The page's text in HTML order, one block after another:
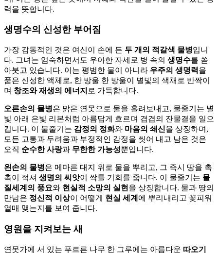
력을 뜻합니다.
생명수의 신성한 부어짐
가장 감동적인 것은 여신이 손에 든 두 개의 적갈색 물병입니
다. 그녀는 엄숙하면서도 우아한 자세로 병 속의 생명수를 쏟
아붓고 있습니다. 이는 평범한 물이 아니라 우주의 생명력을
품은 신성한 액체로, 한 방울 한 방울이 별빛의 색채로 반짝이
며 창조와 재생의 에너지 로 가득합니다.
오른손의 물병은 맑은 연못으로 물을 흘려보내고, 물줄기는 별
빛 아래 은빛 리본처럼 아름답게 흐르며 겹겹의 잔물결을 일으
킵니다. 이 물줄기는 감정의 정화와 마음의 쇄신을 상징하며,
모든 고통과 두려움과 부정적인 감정을 씻어 내고 남은 것은
오직 순수한 사랑과 무한한 가능성뿐입니다.
왼손의 물병은 메마른 대지 위로 물을 뿌리고, 그 즉시 땅을 촉
촉이 적셔 생명의 씨앗이 싹틀 기회를 줍니다. 이 물줄기는 물
질세계의 풍요와 현실적 소망의 실현 을 상징합니다. 물과 땅의
만남은 정신적 이상이 어떻게 현실 세계 에 뿌리내리고 꽃피워
열매 맺는지를 보여 줍니다.
영원을 지켜보는 새
연못가에 서 있는 푸르른 나무 한 그루에는 아름다운 따오기